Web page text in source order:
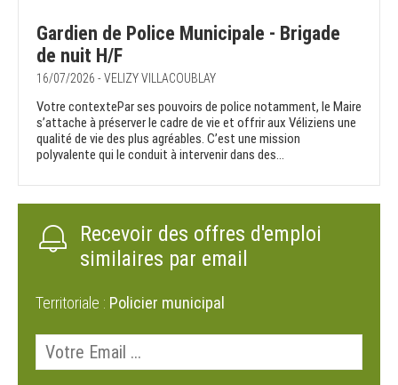
Gardien de Police Municipale - Brigade
de nuit H/F
16/07/2026 - VELIZY VILLACOUBLAY
Votre contextePar ses pouvoirs de police notamment, le Maire
s’attache à préserver le cadre de vie et offrir aux Véliziens une
qualité de vie des plus agréables. C’est une mission
polyvalente qui le conduit à intervenir dans des...
Recevoir des offres d'emploi
similaires par email
Territoriale : Policier municipal